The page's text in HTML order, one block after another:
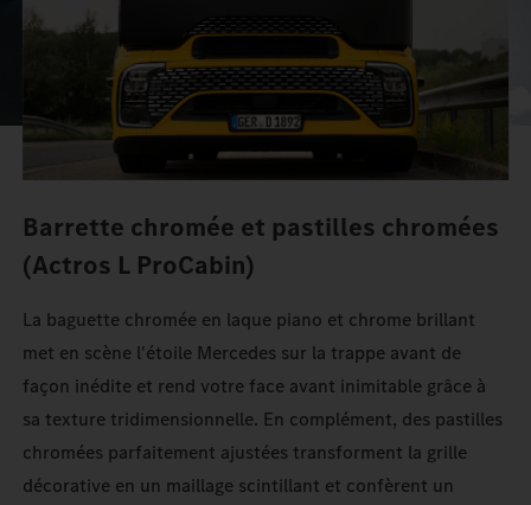
Barrette chromée et pastilles chromées
(Actros L ProCabin)
La baguette chromée en laque piano et chrome brillant
met en scène l'étoile Mercedes sur la trappe avant de
façon inédite et rend votre face avant inimitable grâce à
sa texture tridimensionnelle. En complément, des pastilles
chromées parfaitement ajustées transforment la grille
décorative en un maillage scintillant et confèrent un